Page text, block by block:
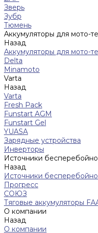
Зверь
Зубр
Тюмень
Аккумуляторы для мото-
Назад
Аккумуляторы для мото-
Delta
Minamoto
Varta
Назад
Varta
Fresh Pack
Funstart AGM
Funstart Gel
YUASA
Зарядные устройства
Инверторы
Источники
Назад
Источники
Прогресс
СОЮЗ
Тяговые аккумуляторы
О компании
Назад
О компании